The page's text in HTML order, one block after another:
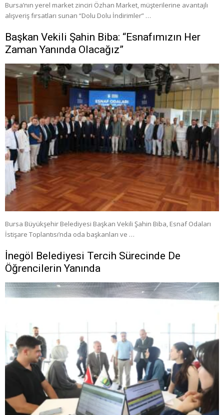
Bursa’nın yerel market zinciri Özhan Market, müşterilerine avantajlı
alışveriş fırsatları sunan “Dolu Dolu İndirimler” …
Başkan Vekili Şahin Biba: “Esnafımızın Her
Zaman Yanında Olacağız”
Bursa Büyükşehir Belediyesi Başkan Vekili Şahin Biba, Esnaf Odaları
İstişare Toplantısı’nda oda başkanları ve …
İnegöl Belediyesi Tercih Sürecinde De
Öğrencilerin Yanında